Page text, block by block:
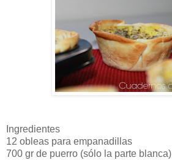
Ingredientes
12 obleas para empanadillas
700 gr de puerro (sólo la parte blanca)